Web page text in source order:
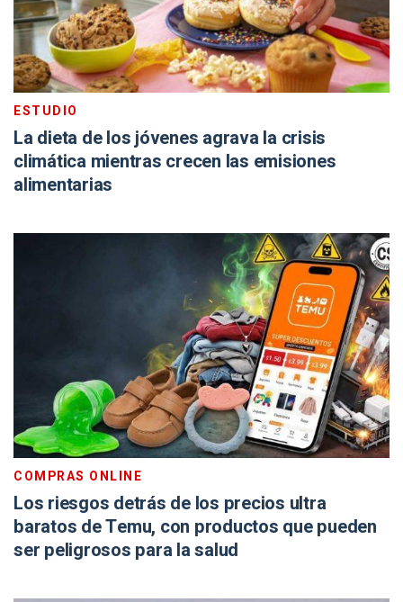
ESTUDIO
La dieta de los jóvenes agrava la crisis
climática mientras crecen las emisiones
alimentarias
COMPRAS ONLINE
Los riesgos detrás de los precios ultra
baratos de Temu, con productos que pueden
ser peligrosos para la salud